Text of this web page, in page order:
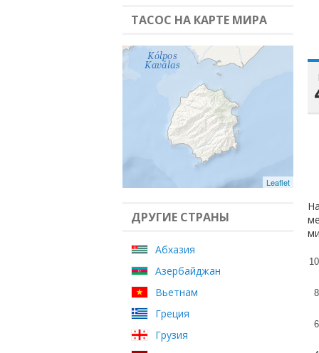
ТАСОС НА КАРТЕ МИРА
Leaflet
ДРУГИЕ СТРАНЫ
Абхазия
Азербайджан
Вьетнам
Греция
Грузия